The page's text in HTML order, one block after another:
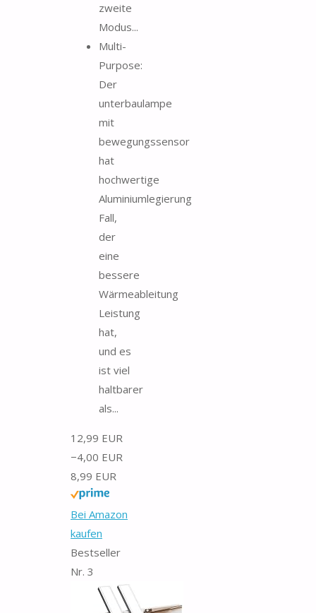
zweite
Modus...
Multi-
Purpose:
Der
unterbaulampe
mit
bewegungssensor
hat
hochwertige
Aluminiumlegierung
Fall,
der
eine
bessere
Wärmeableitung
Leistung
hat,
und es
ist viel
haltbarer
als...
12,99 EUR
−4,00 EUR
8,99 EUR
Bei Amazon
kaufen
Bestseller
Nr. 3